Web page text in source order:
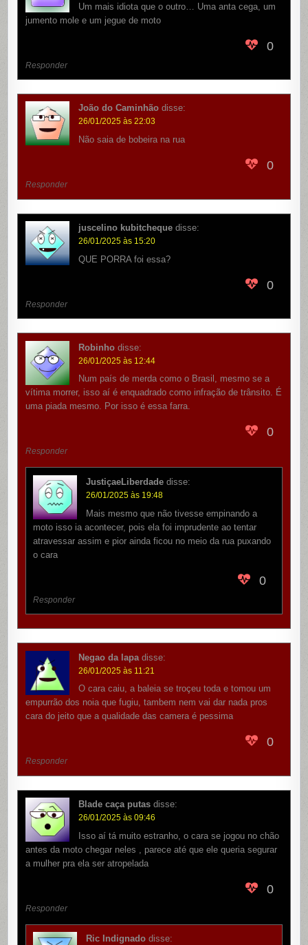
Um mais idiota que o outro… Uma anta cega, um
jumento mole e um jegue de moto
0
Responder
João do Caminhão disse:
26/01/2025 às 22:03
Não saia de bobeira na rua
0
Responder
juscelino kubitcheque disse:
26/01/2025 às 15:20
QUE PORRA foi essa?
0
Responder
Robinho disse:
26/01/2025 às 12:44
Num país de merda como o Brasil, mesmo se a
vítima morrer, isso aí é enquadrado como infração de trânsito. É
uma piada mesmo. Por isso é essa farra.
0
Responder
JustiçaeLiberdade disse:
26/01/2025 às 19:48
Mais mesmo que não tivesse empinando a
moto isso ia acontecer, pois ela foi imprudente ao tentar
atravessar assim e pior ainda ficou no meio da rua puxando
o cara
0
Responder
Negao da lapa disse:
26/01/2025 às 11:21
O cara caiu, a baleia se troçeu toda e tomou um
empurrão dos noia que fugiu, tambem nem vai dar nada pros
cara do jeito que a qualidade das camera é pessima
0
Responder
Blade caça putas disse:
26/01/2025 às 09:46
Isso aí tá muito estranho, o cara se jogou no chão
antes da moto chegar neles , parece até que ele queria segurar
a mulher pra ela ser atropelada
0
Responder
Ric Indignado disse: